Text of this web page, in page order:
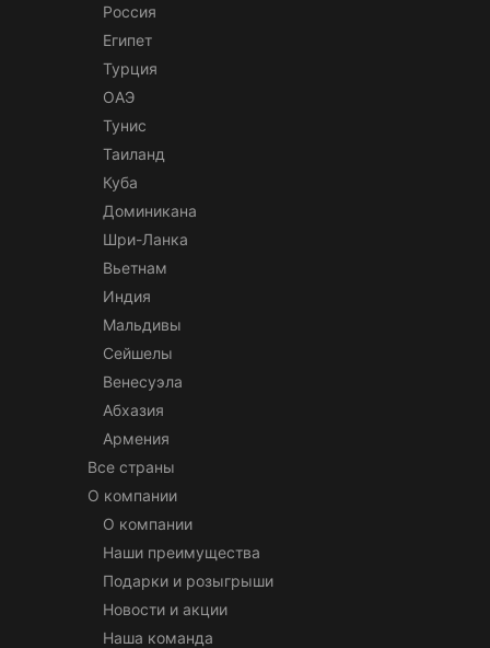
Россия
Египет
Турция
ОАЭ
Тунис
Таиланд
Куба
Доминикана
Шри-Ланка
Вьетнам
Индия
Мальдивы
Сейшелы
Венесуэла
Абхазия
Армения
Все страны
О компании
О компании
Наши преимущества
Подарки и розыгрыши
Новости и акции
Наша команда